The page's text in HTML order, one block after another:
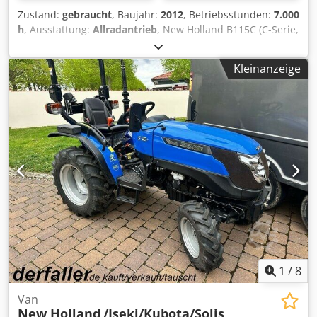
Zustand: gebraucht, Baujahr: 2012, Betriebsstunden: 7.000
h, Ausstattung: Allradantrieb, New Holland B115C (C-Serie,
ca. Baujahr 2012 ) 110 PS Dedpjxnvlvefx Aayjkr Sehr guter
Zustand ca 7000,-
Kleinanzeige
1 /8
Van
New Holland /Iseki/Kubota/Solis